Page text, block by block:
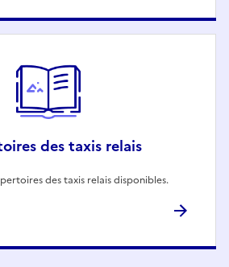
des taxis relais
des taxis relais disponibles.